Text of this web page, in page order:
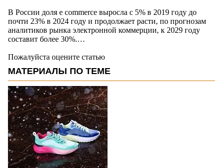
В России доля e commerce выросла с 5% в 2019 году до
почти 23% в 2024 году и продолжает расти, по прогнозам
аналитиков рынка электронной коммерции, к 2029 году
составит более 30%.…
Пожалуйста оцените статью
МАТЕРИАЛЫ ПО ТЕМЕ